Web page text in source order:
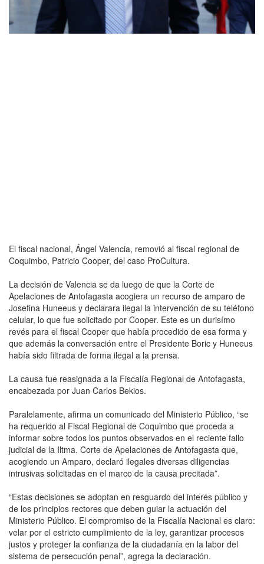
El fiscal nacional, Ángel Valencia, removió al fiscal regional de
Coquimbo, Patricio Cooper, del caso ProCultura.
La decisión de Valencia se da luego de que la Corte de
Apelaciones de Antofagasta acogiera un recurso de amparo de
Josefina Huneeus y declarara ilegal la intervención de su teléfono
celular, lo que fue solicitado por Cooper. Este es un durisímo
revés para el fiscal Cooper que había procedido de esa forma y
que además la conversación entre el Presidente Boric y Huneeus
había sido filtrada de forma ilegal a la prensa.
La causa fue reasignada a la Fiscalía Regional de Antofagasta,
encabezada por Juan Carlos Bekios.
Paralelamente, afirma un comunicado del Ministerio Público, “se
ha requerido al Fiscal Regional de Coquimbo que proceda a
informar sobre todos los puntos observados en el reciente fallo
judicial de la Iltma. Corte de Apelaciones de Antofagasta que,
acogiendo un Amparo, declaró ilegales diversas diligencias
intrusivas solicitadas en el marco de la causa precitada”.
“Estas decisiones se adoptan en resguardo del interés público y
de los principios rectores que deben guiar la actuación del
Ministerio Público. El compromiso de la Fiscalía Nacional es claro:
velar por el estricto cumplimiento de la ley, garantizar procesos
justos y proteger la confianza de la ciudadanía en la labor del
sistema de persecución penal”, agrega la declaración.